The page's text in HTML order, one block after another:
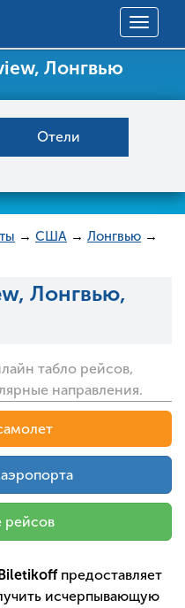
Toggle
Лонгвью
Отели
→ США → Лонгвью →
Лонгвью,
табло рейсов,
направления.
рейсов
Biletikoffпредоставляет
исчерпывающую